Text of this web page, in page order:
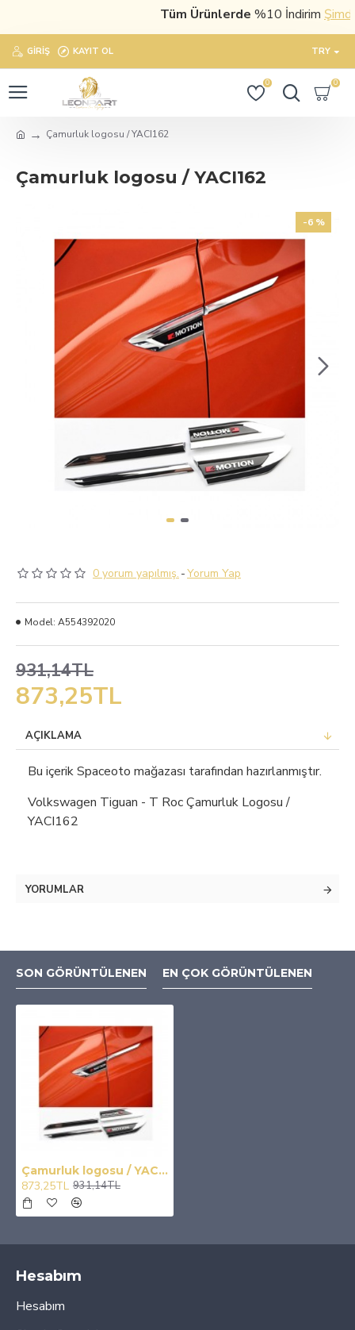
Tüm Ürünlerde%10 İndirimŞimdi
GIRIŞ KAYIT OL TRY
0 0
Çamurluk logosu / YACI162
Çamurluk logosu / YACI162
-6 %
0 yorum yapılmış. -Yorum Yap
873,25TL
931,14TL
Model: A554392020
AÇIKLAMA
Bu içerik Spaceoto mağazası tarafından hazırlanmıştır.
Volkswagen Tiguan - T Roc Çamurluk Logosu /
YACI162
YORUMLAR
SON GÖRÜNTÜLENEN EN ÇOK GÖRÜNTÜLENEN
Çamurluk logosu / YACI162
873,25TL 931,14TL
Hesabım
Hesabım